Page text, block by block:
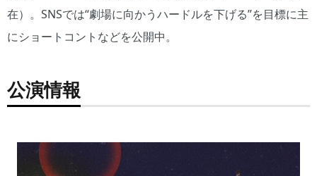
在）。SNSでは“劇場に向かうハードルを下げる”を目標に主
にショートコントなどを公開中。
公演情報